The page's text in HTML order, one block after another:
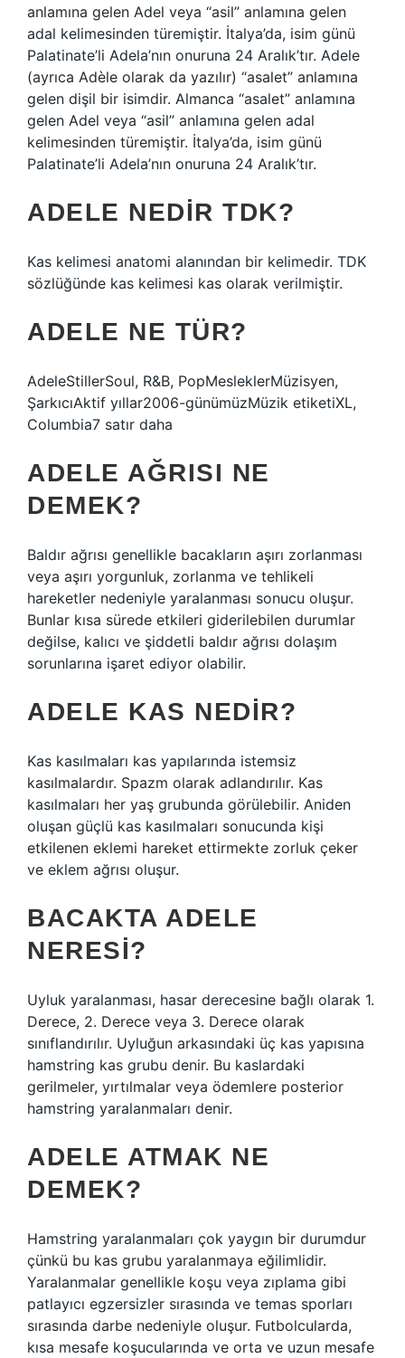
anlamına gelen Adel veya “asil” anlamına gelen
adal kelimesinden türemiştir. İtalya’da, isim günü
Palatinate’li Adela’nın onuruna 24 Aralık’tır. Adele
(ayrıca Adèle olarak da yazılır) “asalet” anlamına
gelen dişil bir isimdir. Almanca “asalet” anlamına
gelen Adel veya “asil” anlamına gelen adal
kelimesinden türemiştir. İtalya’da, isim günü
Palatinate’li Adela’nın onuruna 24 Aralık’tır.
ADELE NEDIR TDK?
Kas kelimesi anatomi alanından bir kelimedir. TDK
sözlüğünde kas kelimesi kas olarak verilmiştir.
ADELE NE TÜR?
AdeleStillerSoul, R&B, PopMesleklerMüzisyen,
ŞarkıcıAktif yıllar2006-günümüzMüzik etiketiXL,
Columbia7 satır daha
ADELE AĞRISI NE
DEMEK?
Baldır ağrısı genellikle bacakların aşırı zorlanması
veya aşırı yorgunluk, zorlanma ve tehlikeli
hareketler nedeniyle yaralanması sonucu oluşur.
Bunlar kısa sürede etkileri giderilebilen durumlar
değilse, kalıcı ve şiddetli baldır ağrısı dolaşım
sorunlarına işaret ediyor olabilir.
ADELE KAS NEDIR?
Kas kasılmaları kas yapılarında istemsiz
kasılmalardır. Spazm olarak adlandırılır. Kas
kasılmaları her yaş grubunda görülebilir. Aniden
oluşan güçlü kas kasılmaları sonucunda kişi
etkilenen eklemi hareket ettirmekte zorluk çeker
ve eklem ağrısı oluşur.
BACAKTA ADELE
NERESI?
Uyluk yaralanması, hasar derecesine bağlı olarak 1.
Derece, 2. Derece veya 3. Derece olarak
sınıflandırılır. Uyluğun arkasındaki üç kas yapısına
hamstring kas grubu denir. Bu kaslardaki
gerilmeler, yırtılmalar veya ödemlere posterior
hamstring yaralanmaları denir.
ADELE ATMAK NE
DEMEK?
Hamstring yaralanmaları çok yaygın bir durumdur
çünkü bu kas grubu yaralanmaya eğilimlidir.
Yaralanmalar genellikle koşu veya zıplama gibi
patlayıcı egzersizler sırasında ve temas sporları
sırasında darbe nedeniyle oluşur. Futbolcularda,
kısa mesafe koşucularında ve orta ve uzun mesafe